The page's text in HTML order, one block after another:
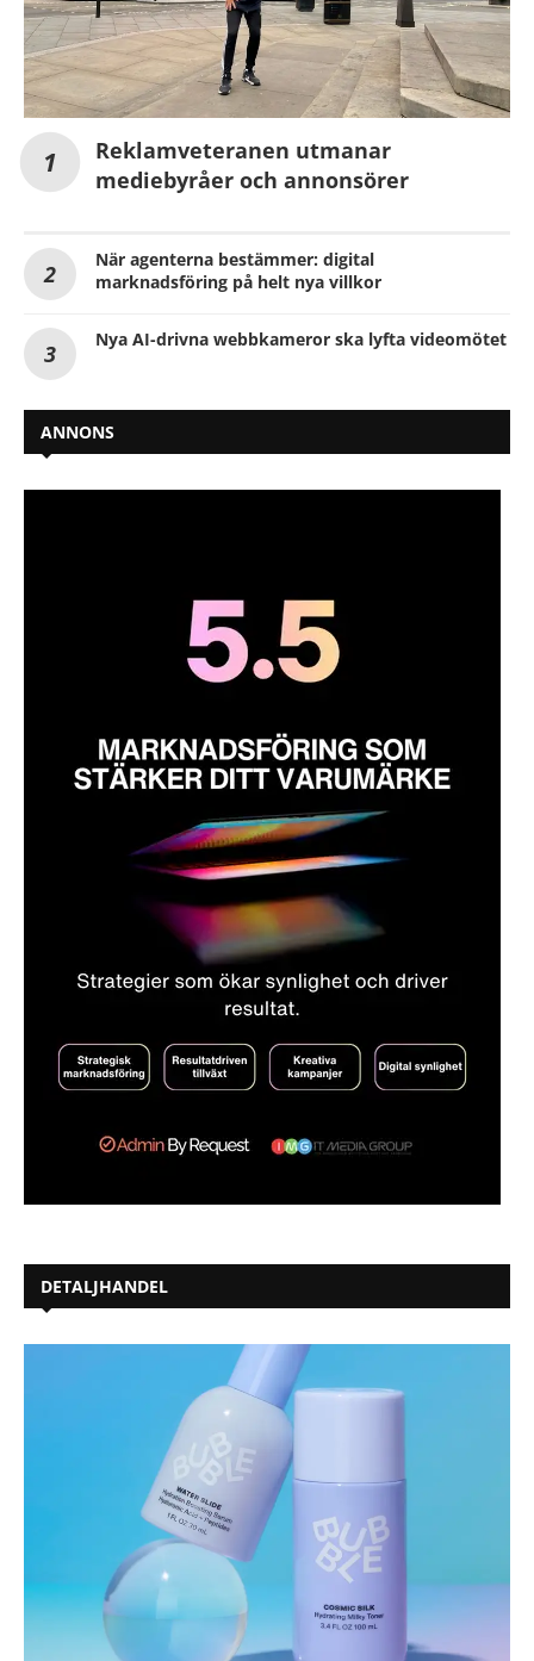
Reklamveteranen utmanar
mediebyråer och annonsörer
När agenterna bestämmer: digital
marknadsföring på helt nya villkor
Nya AI-drivna webbkameror ska lyfta videomötet
ANNONS
DETALJHANDEL